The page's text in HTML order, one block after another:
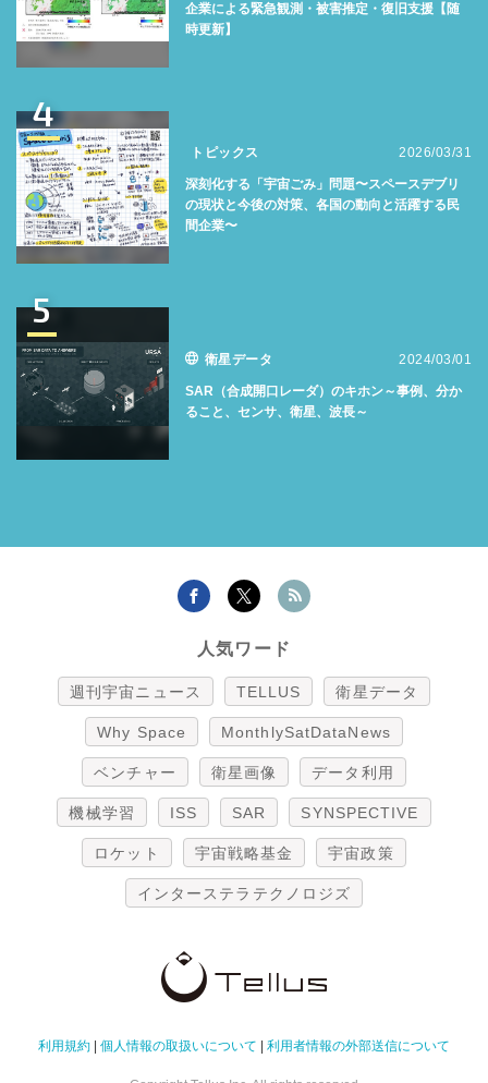
企業による緊急観測・被害推定・復旧支援【随
時更新】
4
トピックス 2026/03/31
深刻化する「宇宙ごみ」問題〜スペースデブリ
の現状と今後の対策、各国の動向と活躍する民
間企業〜
5
衛星データ 2024/03/01
SAR（合成開口レーダ）のキホン～事例、分か
ること、センサ、衛星、波長～
人気ワード
週刊宇宙ニュース TELLUS 衛星データ
Why Space MonthlySatDataNews
ベンチャー 衛星画像 データ利用
機械学習 ISS SAR SYNSPECTIVE
ロケット 宇宙戦略基金 宇宙政策
インターステラテクノロジズ
利用規約 個人情報の取扱いについて 利用者情報の外部送信について